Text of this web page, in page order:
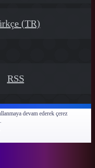
(TR)
RSS
devam ederek çerez